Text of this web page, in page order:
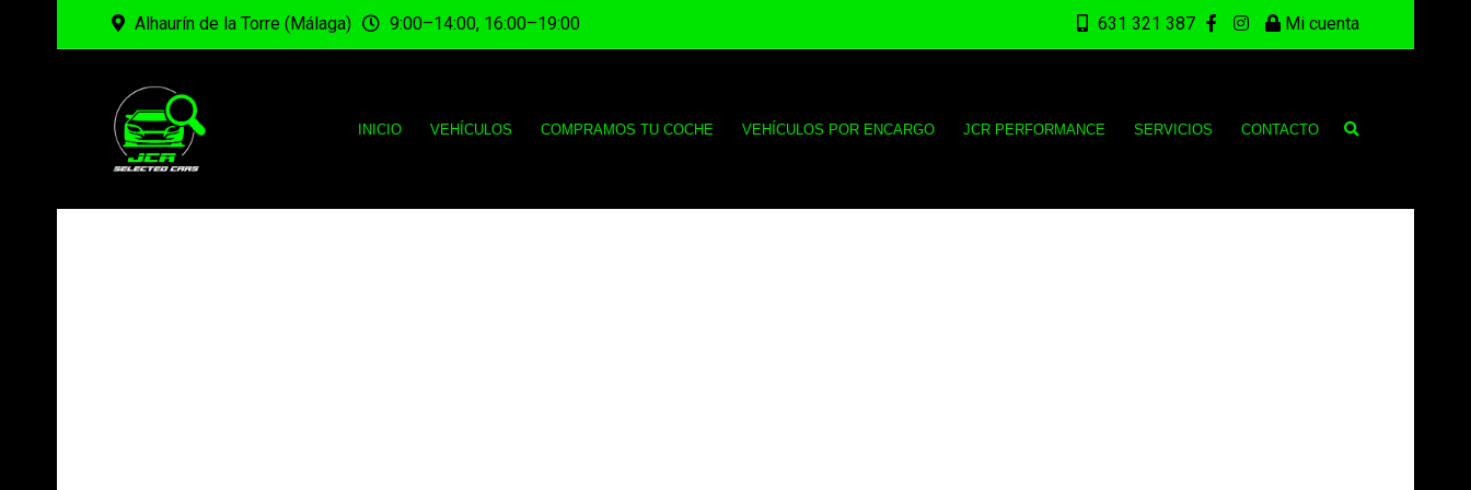
Alhaurín de la Torre (Málaga) 9:00–14:00, 16:00–19:00 631 321 387 Mi cuenta
INICIO VEHÍCULOS COMPRAMOS TU COCHE VEHÍCULOS POR ENCARGO JCR PERFORMANCE SERVICIOS CONTACTO